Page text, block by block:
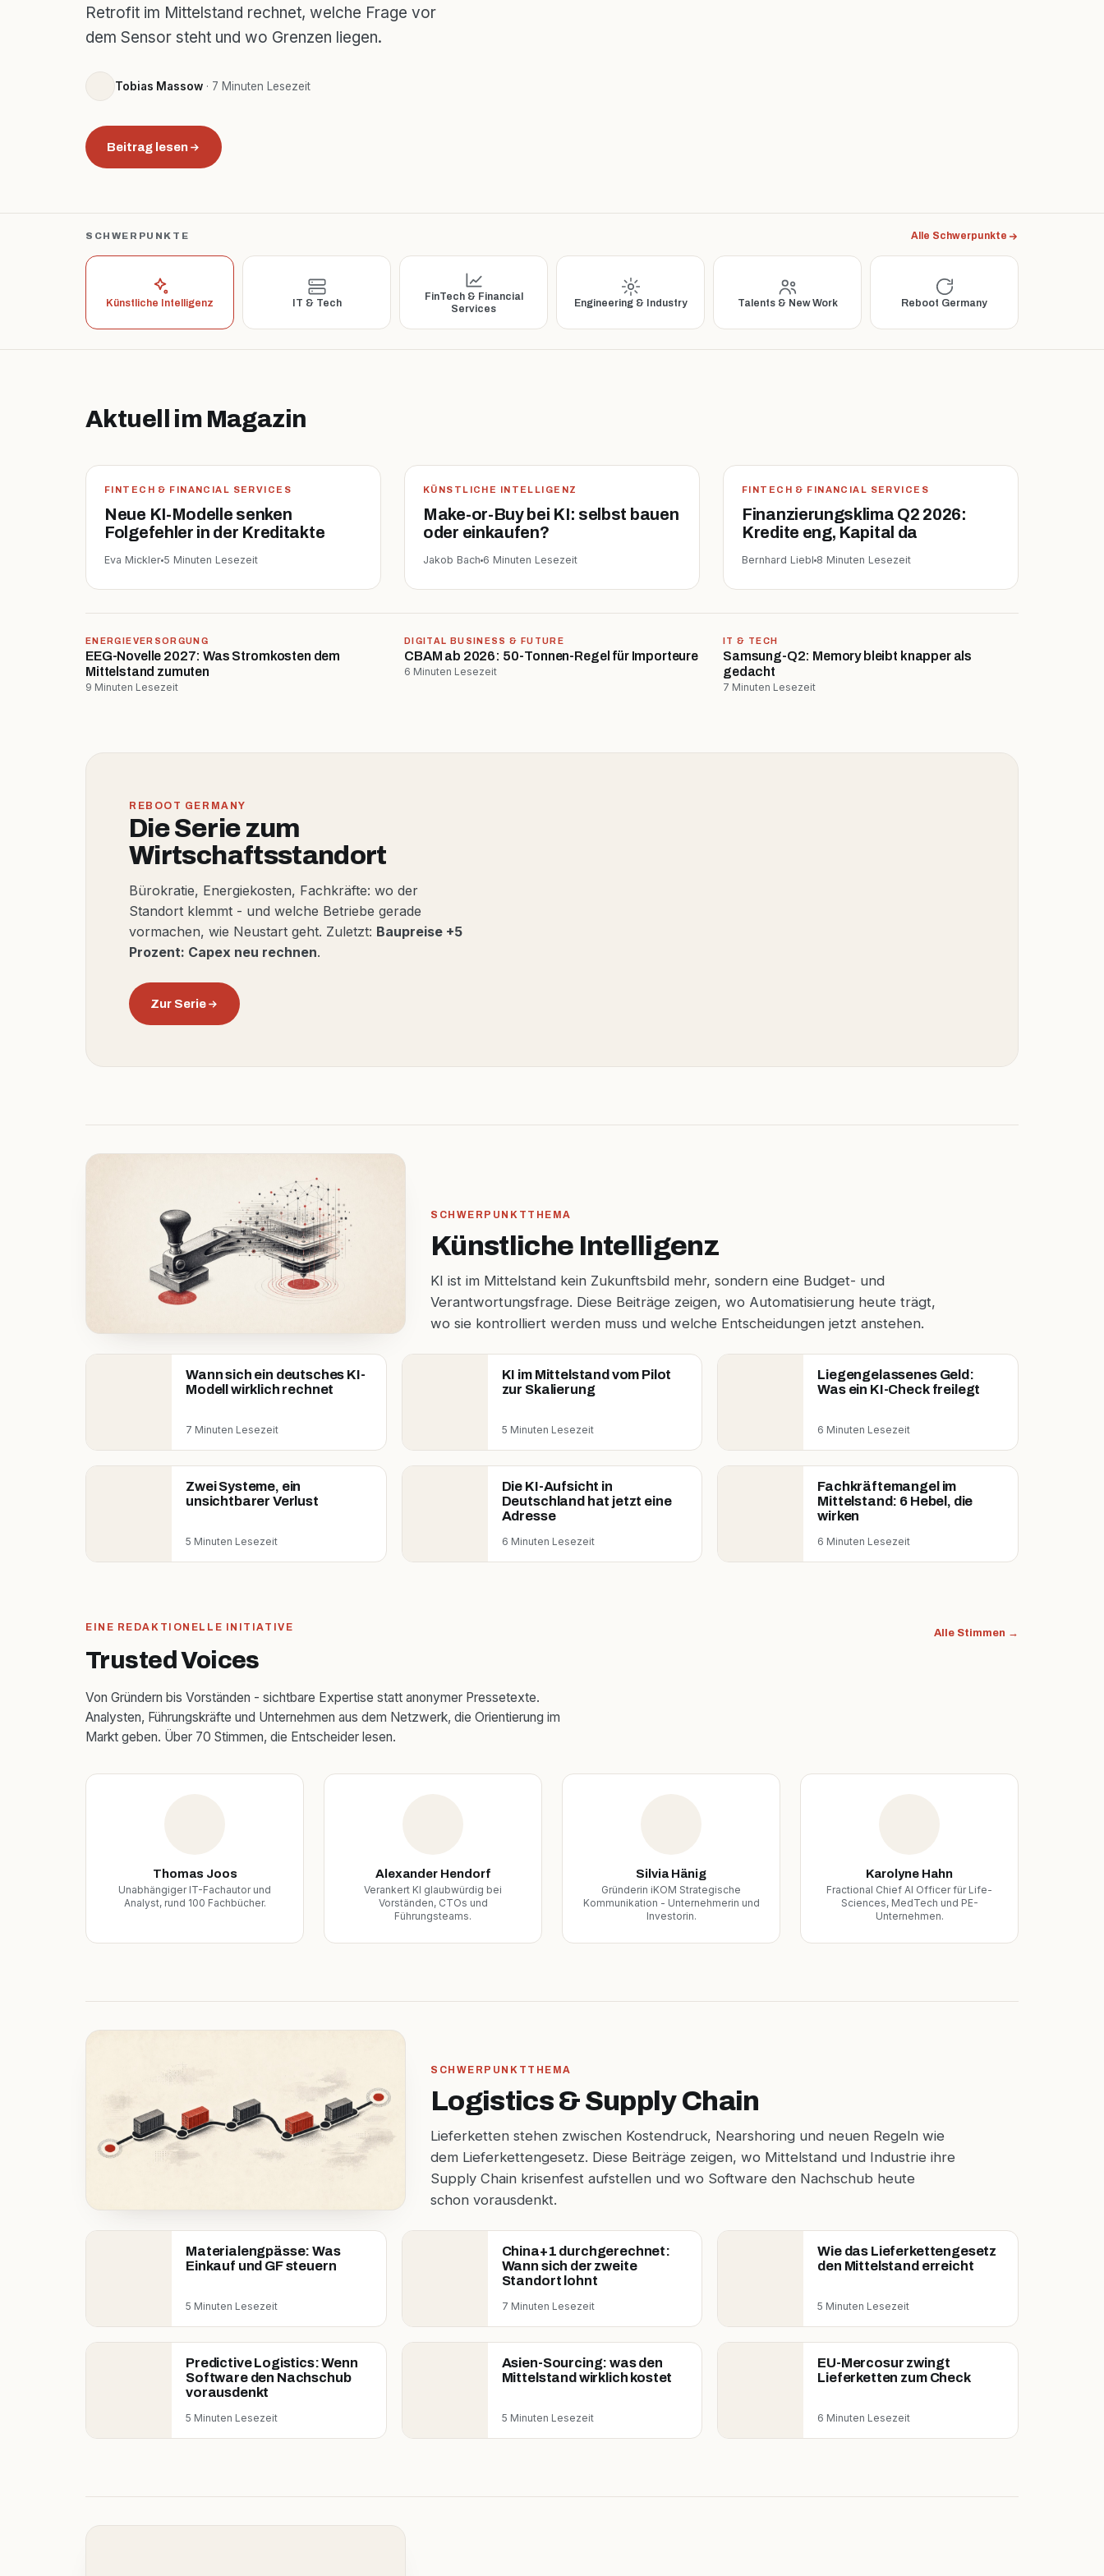
Retrofit im Mittelstand rechnet, welche Frage vor
dem Sensor steht und wo Grenzen liegen.
Tobias Massow · 7 Minuten Lesezeit
Beitrag lesen
SCHWERPUNKTE Alle Schwerpunkte
Künstliche Intelligenz IT & Tech
FinTech & Financial
Services
Engineering & Industry Talents & New Work Reboot Germany
Aktuell im Magazin
FINTECH & FINANCIAL SERVICES
Neue KI-Modelle senken
Folgefehler in der Kreditakte
Eva Mickler 5 Minuten Lesezeit
KÜNSTLICHE INTELLIGENZ
Make-or-Buy bei KI: selbst bauen
oder einkaufen?
Jakob Bach 6 Minuten Lesezeit
FINTECH & FINANCIAL SERVICES
Finanzierungsklima Q2 2026:
Kredite eng, Kapital da
Bernhard Liebl 8 Minuten Lesezeit
ENERGIEVERSORGUNG
EEG-Novelle 2027: Was Stromkosten dem
Mittelstand zumuten
9 Minuten Lesezeit
DIGITAL BUSINESS & FUTURE
CBAM ab 2026: 50-Tonnen-Regel für Importeure
6 Minuten Lesezeit
IT & TECH
Samsung-Q2: Memory bleibt knapper als
gedacht
7 Minuten Lesezeit
REBOOT GERMANY
Die Serie zum
Wirtschaftsstandort
Bürokratie, Energiekosten, Fachkräfte: wo der
Standort klemmt - und welche Betriebe gerade
vormachen, wie Neustart geht. Zuletzt: Baupreise +5
Prozent: Capex neu rechnen.
Zur Serie
SCHWERPUNKTTHEMA
Künstliche Intelligenz
KI ist im Mittelstand kein Zukunftsbild mehr, sondern eine Budget- und
Verantwortungsfrage. Diese Beiträge zeigen, wo Automatisierung heute trägt,
wo sie kontrolliert werden muss und welche Entscheidungen jetzt anstehen.
Wann sich ein deutsches KI-
Modell wirklich rechnet
7 Minuten Lesezeit
KI im Mittelstand vom Pilot
zur Skalierung
5 Minuten Lesezeit
Liegengelassenes Geld:
Was ein KI-Check freilegt
6 Minuten Lesezeit
Zwei Systeme, ein
unsichtbarer Verlust
5 Minuten Lesezeit
Die KI-Aufsicht in
Deutschland hat jetzt eine
Adresse
6 Minuten Lesezeit
Fachkräftemangel im
Mittelstand: 6 Hebel, die
wirken
6 Minuten Lesezeit
EINE REDAKTIONELLE INITIATIVE
Trusted Voices
Von Gründern bis Vorständen - sichtbare Expertise statt anonymer Pressetexte.
Analysten, Führungskräfte und Unternehmen aus dem Netzwerk, die Orientierung im
Markt geben. Über 70 Stimmen, die Entscheider lesen.
Alle Stimmen →
Thomas Joos
Unabhängiger IT-Fachautor und
Analyst, rund 100 Fachbücher.
Alexander Hendorf
Verankert KI glaubwürdig bei
Vorständen, CTOs und
Führungsteams.
Silvia Hänig
Gründerin iKOM Strategische
Kommunikation - Unternehmerin und
Investorin.
Karolyne Hahn
Fractional Chief AI Officer für Life-
Sciences, MedTech und PE-
Unternehmen.
SCHWERPUNKTTHEMA
Logistics & Supply Chain
Lieferketten stehen zwischen Kostendruck, Nearshoring und neuen Regeln wie
dem Lieferkettengesetz. Diese Beiträge zeigen, wo Mittelstand und Industrie ihre
Supply Chain krisenfest aufstellen und wo Software den Nachschub heute
schon vorausdenkt.
Materialengpässe: Was
Einkauf und GF steuern
5 Minuten Lesezeit
China+1 durchgerechnet:
Wann sich der zweite
Standort lohnt
7 Minuten Lesezeit
Wie das Lieferkettengesetz
den Mittelstand erreicht
5 Minuten Lesezeit
Predictive Logistics: Wenn
Software den Nachschub
vorausdenkt
5 Minuten Lesezeit
Asien-Sourcing: was den
Mittelstand wirklich kostet
5 Minuten Lesezeit
EU-Mercosur zwingt
Lieferketten zum Check
6 Minuten Lesezeit